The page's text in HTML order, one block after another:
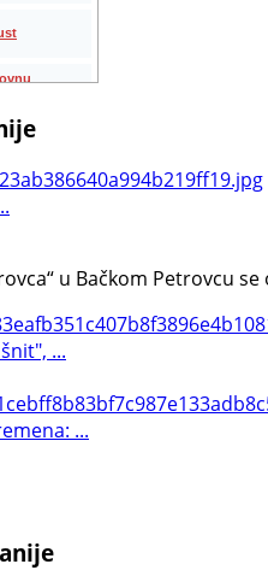
u Bačkom Petrovcu
...
...